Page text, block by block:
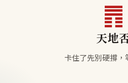
䷋
天地
卡住了先別硬撐，